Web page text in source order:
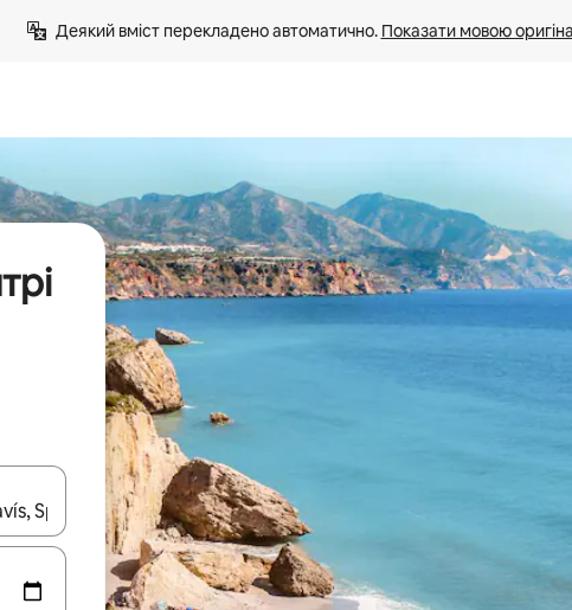
Деякий вміст перекладено автоматично. Показати мовою
для навігації сторінкою клавіші зі стрілками вгору та вниз або